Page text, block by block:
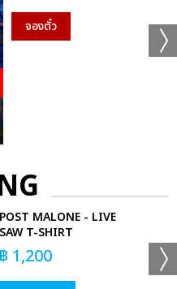
จองตั๋ว
POST MALONE - LIVE
SAW T-SHIRT
฿ 1,200